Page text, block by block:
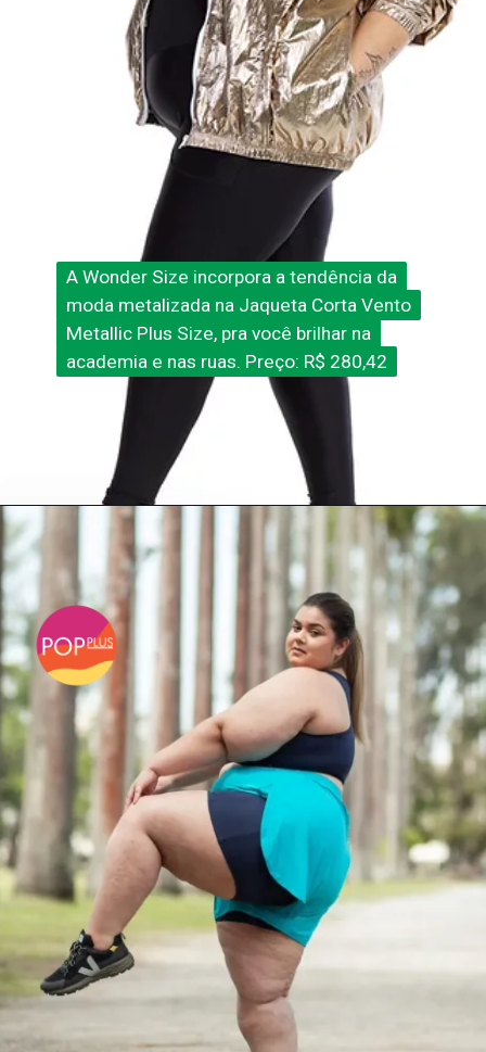
A Wonder Size incorpora a tendência da
moda metalizada na Jaqueta Corta Vento
Metallic Plus Size, pra você brilhar na
academia e nas ruas. Preço: R$ 280,42
A Wonder Size incorpora a tendência da
moda metalizada na Jaqueta Corta Vento
Metallic Plus Size, pra você brilhar na
academia e nas ruas. Preço: R$ 280,42